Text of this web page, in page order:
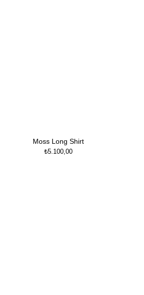
Moss Long Shirt
₺5.100,00